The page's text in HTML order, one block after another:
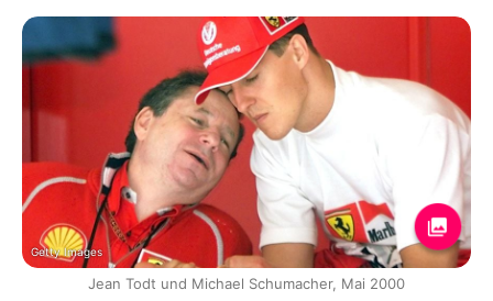
Getty Images
Jean Todt und Michael Schumacher, Mai 2000